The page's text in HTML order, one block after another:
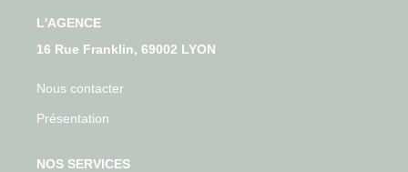
L'AGENCE
16 Rue Franklin, 69002 LYON
Nous contacter
Présentation
NOS SERVICES